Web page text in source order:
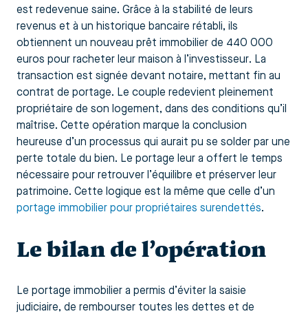
est redevenue saine. Grâce à la stabilité de leurs
revenus et à un historique bancaire rétabli, ils
obtiennent un nouveau prêt immobilier de 440 000
euros pour racheter leur maison à l’investisseur. La
transaction est signée devant notaire, mettant fin au
contrat de portage. Le couple redevient pleinement
propriétaire de son logement, dans des conditions qu’il
maîtrise. Cette opération marque la conclusion
heureuse d’un processus qui aurait pu se solder par une
perte totale du bien. Le portage leur a offert le temps
nécessaire pour retrouver l’équilibre et préserver leur
patrimoine. Cette logique est la même que celle d’un
portage immobilier pour propriétaires surendettés.
Le bilan de l’opération
Le portage immobilier a permis d’éviter la saisie
judiciaire, de rembourser toutes les dettes et de